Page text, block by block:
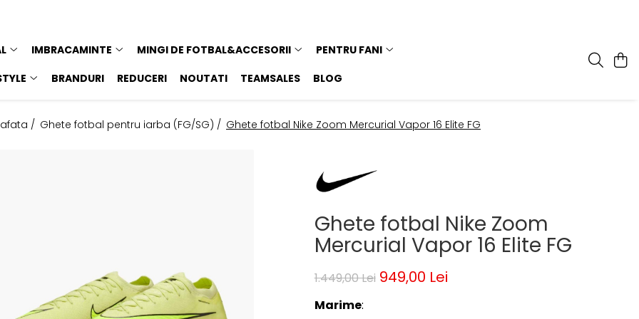
IMBRACAMINTE MINGI DE FOTBAL&ACCESORII
PENTRU FANI
BRANDURI REDUCERI NOUTATI TEAMSALES BLOG
/ Ghete fotbal pentru iarba (FG/SG) / Ghete fotbal Nike Zoom Mercurial Vapor 16 Elite FG
Ghete fotbal Nike Zoom
Mercurial Vapor 16 Elite FG
1.449,00 Lei 949,00 Lei
Marime: